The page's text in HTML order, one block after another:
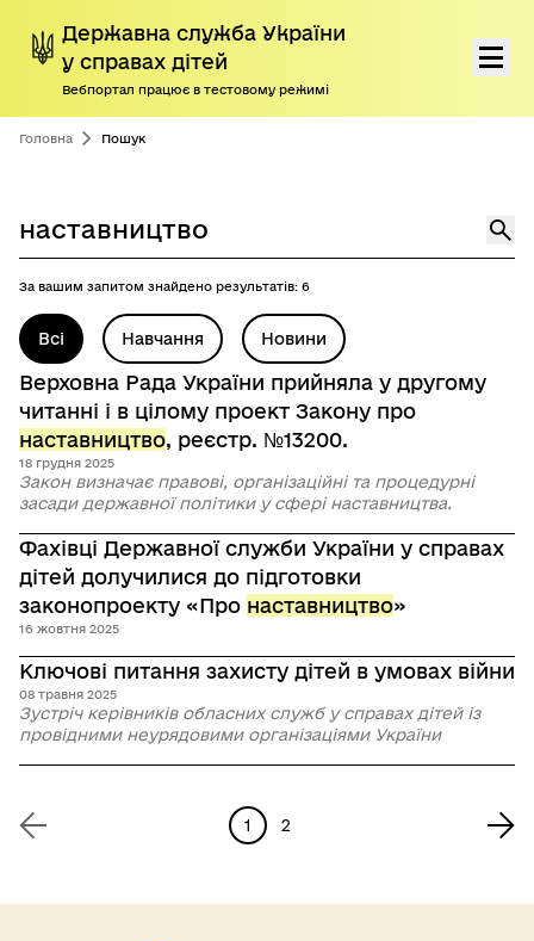
Перейти до основного контенту
Державна служба України
у справах дітей
Вебпортал працює в тестовому режимі
Про нас
Програми підтримки дітей і сімей
Пресцентр
Дорадчі органи
Антикорупційна діяльність
Контакти
Пошук
Українська
Налаштування доступності
Головна Пошук
Пошук
За вашим запитом знайдено результатів: 6
Перейти до результатів
Всі Навчання Новини
Верховна Рада України прийняла у другому
читанні і в цілому проект Закону про
наставництво, реєстр. №13200.
18 грудня 2025
Закон визначає правові, організаційні та процедурні
засади державної політики у сфері наставництва.
Фахівці Державної служби України у справах
дітей долучилися до підготовки
законопроекту «Про наставництво»
16 жовтня 2025
Ключові питання захисту дітей в умовах війни
08 травня 2025
Зустріч керівників обласних служб у справах дітей із
провідними неурядовими організаціями України
1 2